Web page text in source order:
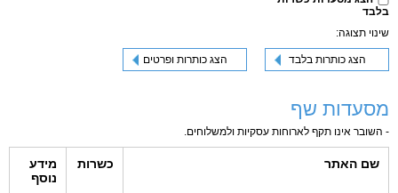
בלבד
שינוי תצוגה:
הצג כותרות בלבד הצג כותרות ופרטים
מסעדות שף
- השובר אינו תקף לארוחות עסקיות ולמשלוחים.
שם האתר כשרות
מידע
נוסף